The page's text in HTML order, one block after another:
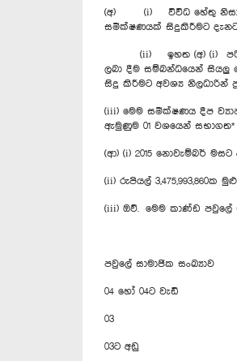
(අ) (i) විවිධ හේතු නිසා දිවි
සමීක්ෂණයක් සිදුකිරීමට
(ii) ඉහත (අ) (i) පරිදි
ලබා දීම සම්බන්ධයෙන් සියලු
සිදු කිරීමට අවශ්‍ය නිලධාරින්
(iii) මෙම සමීක්ෂණය දීප
ඇමුණුම 01 වශයෙන් සභාගත*
(ආ) (i) 2015 නොවැම්බර්
(ii) රුපියල්
(iii) ඔව්. මෙම කාණ්ඩ
පවුලේ සාමාජික සංඛ්‍යාව
04 හෝ 04ට වැඩි
03
03ට අඩු